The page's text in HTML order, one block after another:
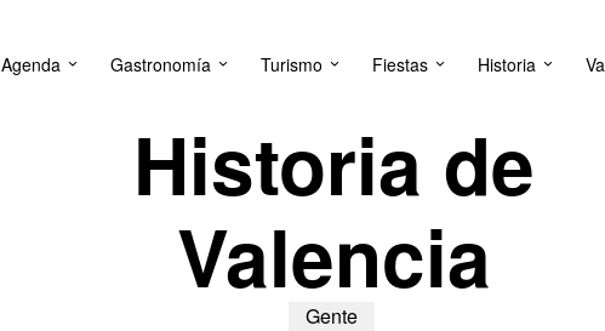
Agenda Gastronomía Turismo Fiestas Historia
Historia de
Valencia
Gente